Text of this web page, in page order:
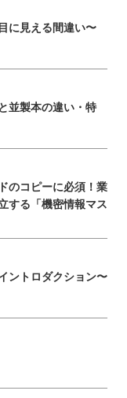
見える間違い〜
並製本の違い・特
のコピーに必須！業
する「機密情報マス
トロダクション〜